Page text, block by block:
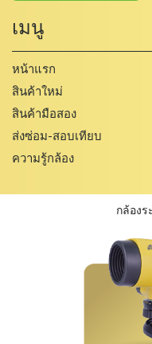
เมนู
หน้าแรก
สินค้าใหม่
สินค้ามือสอง
ส่งซ่อม-สอบเทียบ
ความรู้กล้อง
กล้องร